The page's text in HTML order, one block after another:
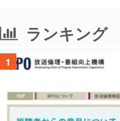
ランキング
1